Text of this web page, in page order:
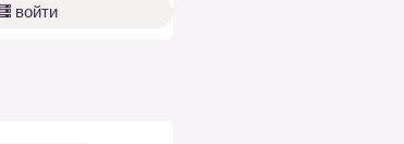
войти